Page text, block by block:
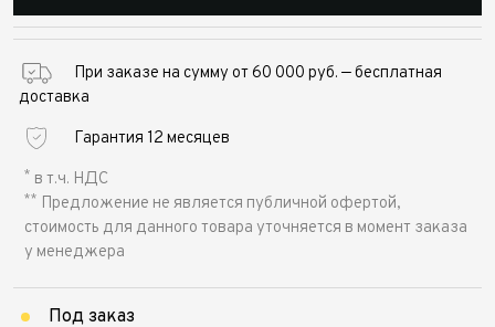
При заказе на сумму от 60 000 руб. — бесплатная
доставка
Гарантия 12 месяцев
* в т.ч. НДС
** Предложение не является публичной офертой,
стоимость для данного товара уточняется в момент заказа
у менеджера
Под заказ